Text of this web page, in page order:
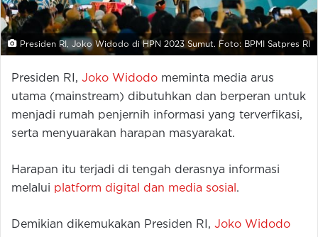
Presiden RI, Joko Widodo di HPN 2023 Sumut. Foto: BPMI Satpres RI
Presiden RI, Joko Widodo meminta media arus
utama (mainstream) dibutuhkan dan berperan untuk
menjadi rumah penjernih informasi yang terverfikasi,
serta menyuarakan harapan masyarakat.
Harapan itu terjadi di tengah derasnya informasi
melalui platform digital dan media sosial .
Demikian dikemukakan Presiden RI, Joko Widodo